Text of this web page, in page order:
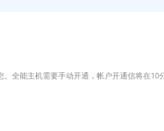
全能主机需要手动开通，帐户开通信将在10